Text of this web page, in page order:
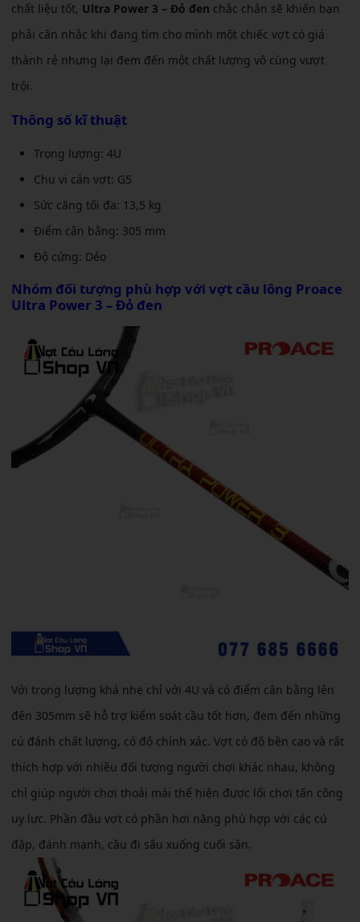
chất liệu tốt, Ultra Power 3 – Đỏ đen chắc chắn sẽ khiến bạn
phải cân nhắc khi đang tìm cho mình một chiếc vợt có giá
thành rẻ nhưng lại đem đến một chất lượng vô cùng vượt
trội.
Thông số kĩ thuật
Trọng lượng: 4U
Chu vi cán vợt: G5
Sức căng tối đa: 13,5 kg
Điểm cân bằng: 305 mm
Độ cứng: Dẻo
Nhóm đối tượng phù hợp với vợt cầu lông Proace
Ultra Power 3 – Đỏ đen
Với trọng lượng khá nhẹ chỉ với 4U và có điểm cân bằng lên
đến 305mm sẽ hỗ trợ kiểm soát cầu tốt hơn, đem đến những
cú đánh chất lượng, có độ chính xác. Vợt có độ bền cao và rất
thích hợp với nhiều đối tượng người chơi khác nhau, không
chỉ giúp người chơi thoải mái thể hiện được lối chơi tấn công
uy lực. Phần đầu vợt có phần hơi nặng phù hợp với các cú
đập, đánh mạnh, cầu đi sâu xuống cuối sân.